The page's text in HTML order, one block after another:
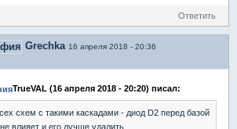
Ответить
Grechka 16 апреля 2018 - 20:36
TrueVAL (16 апреля 2018 - 20:20) писал:
схем с такими каскадами - диод D2 перед базой
влияет и его лучше удалить.